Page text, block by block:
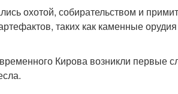
охотой, собирательством и
таких как каменные
Кирова возникли первые